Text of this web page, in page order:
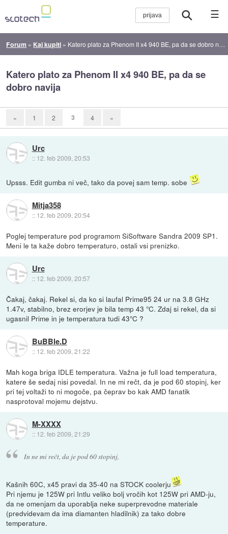
☰
Forum » Kaj kupiti » Katero plato za Phenom II x4 940 BE, pa da se dobro navija
Katero plato za Phenom II x4 940 BE, pa da se
dobro navija
« 1 2 3 4 »
Urc
:: 12. feb 2009, 20:53
Upsss. Edit gumba ni več, tako da povej sam temp. sobe
Mitja358
:: 12. feb 2009, 20:54
Poglej temperature pod programom SiSoftware Sandra 2009 SP1.
Meni le ta kaže dobro temperaturo, ostali vsi prenizko.
Urc
:: 12. feb 2009, 20:57
Čakaj, čakaj. Rekel si, da ko si laufal Prime95 24 ur na 3.8 GHz
1.47v, stabilno, brez erorjev je bila temp 43 °C. Zdaj si rekel, da si
ugasnil Prime in je temperatura tudi 43°C ?
BuBBle.D
:: 12. feb 2009, 21:22
Mah koga briga IDLE temperatura. Važna je full load temperatura,
katere še sedaj nisi povedal. In ne mi rečt, da je pod 60 stopinj, ker
pri tej voltaži to ni mogoče, pa čeprav bo kak AMD fanatik
nasprotoval mojemu dejstvu.
M-XXXX
:: 12. feb 2009, 21:29
In ne mi rečt, da je pod 60 stopinj,
Kašnih 60C, x45 pravi da 35-40 na STOCK coolerju
Pri njemu je 125W pri Intlu veliko bolj vročih kot 125W pri AMD-ju,
da ne omenjam da uporablja neke superprevodne materiale
(predvidevam da ima diamanten hladilnik) za tako dobre
temperature.